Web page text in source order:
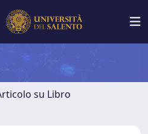
su Libro